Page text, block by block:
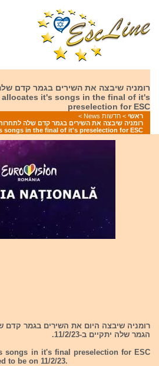
allocates it's songs in the final of it's
preselection for ESC
ראשי > חדשות News
>
songs in the final of it's preselection for ESC
הגמר שלה יתקיים ב-11/2/23.
songs in it's final preselection for ESC
to be on 11/2/23.